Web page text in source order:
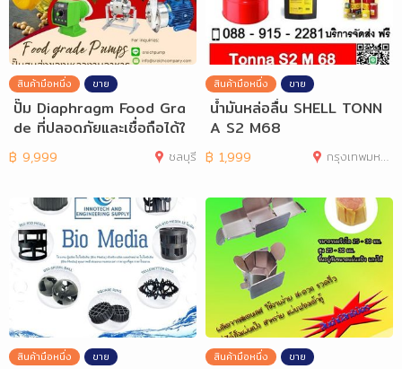
สินค้ามือหนึ่ง ขาย
ปั๊ม Diaphragm Food Gra
de ที่ปลอดภัยและเชื่อถือได้ใ
นอุตสาหกร
฿ 9,999 ชลบุรี
สินค้ามือหนึ่ง ขาย
น้ำมันหล่อลื่น SHELL TONN
A S2 M68
฿ 1,999 กรุงเทพมหานคร
สินค้ามือหนึ่ง ขาย สินค้ามือหนึ่ง ขาย